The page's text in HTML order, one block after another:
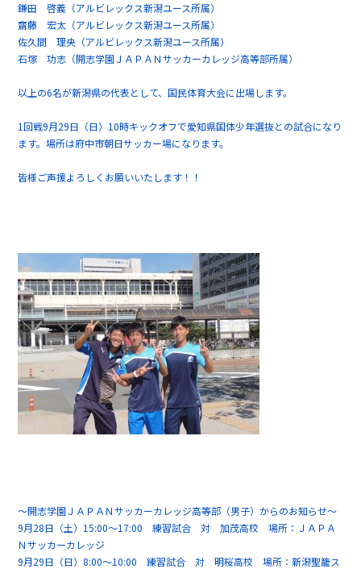
鎌田 啓義（アルビレックス新潟ユース所属）
齋藤 宏太（アルビレックス新潟ユース所属）
佐久間 理央（アルビレックス新潟ユース所属）
石塚 功志（開志学園ＪＡＰＡＮサッカーカレッジ高等部所属）
以上の6名が新潟県の代表として、国民体育大会に出場します。
1回戦9月29日（日）10時キックオフで愛知県国体少年選抜との試合になり
ます。場所は府中市朝日サッカー場になります。
皆様ご声援よろしくお願いいたします！！
～開志学園ＪＡＰＡＮサッカーカレッジ高等部（男子）からのお知らせ～
9月28日（土）15:00～17:00 練習試合 対 加茂高校 場所：ＪＡＰＡ
Ｎサッカーカレッジ
9月29日（日）8:00～10:00 練習試合 対 明桜高校 場所：新潟聖籠ス